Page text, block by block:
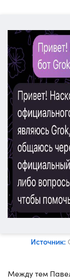
Источник:
Между тем